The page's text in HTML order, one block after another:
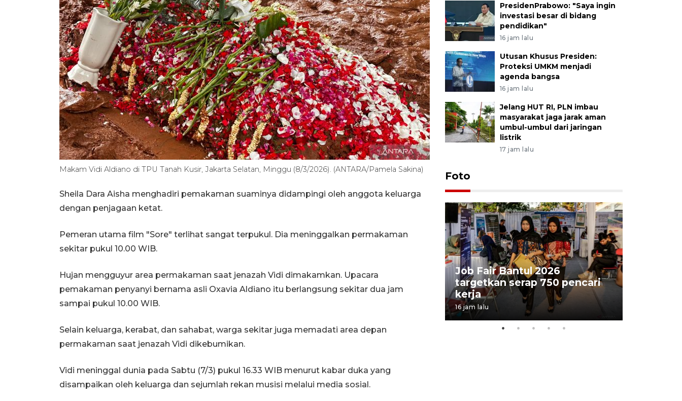
Makam Vidi Aldiano di TPU Tanah Kusir, Jakarta Selatan, Minggu (8/3/2026). (ANTARA/Pamela Sakina)
Sheila Dara Aisha menghadiri pemakaman suaminya didampingi oleh anggota keluarga
dengan penjagaan ketat.
Pemeran utama film "Sore" terlihat sangat terpukul. Dia meninggalkan permakaman
sekitar pukul 10.00 WIB.
Hujan mengguyur area permakaman saat jenazah Vidi dimakamkan. Upacara
pemakaman penyanyi bernama asli Oxavia Aldiano itu berlangsung sekitar dua jam
sampai pukul 10.00 WIB.
Selain keluarga, kerabat, dan sahabat, warga sekitar juga memadati area depan
permakaman saat jenazah Vidi dikebumikan.
Vidi meninggal dunia pada Sabtu (7/3) pukul 16.33 WIB menurut kabar duka yang
disampaikan oleh keluarga dan sejumlah rekan musisi melalui media sosial.
PresidenPrabowo: "Saya ingin
investasi besar di bidang
pendidikan"
16 jam lalu
Utusan Khusus Presiden:
Proteksi UMKM menjadi
agenda bangsa
16 jam lalu
Jelang HUT RI, PLN imbau
masyarakat jaga jarak aman
umbul-umbul dari jaringan
listrik
17 jam lalu
Foto
Pameran seni rupa karya
seniman neurodivergen
Job Fair Bantul 2026
targetkan serap 750 pencari
kerja
16 jam lalu